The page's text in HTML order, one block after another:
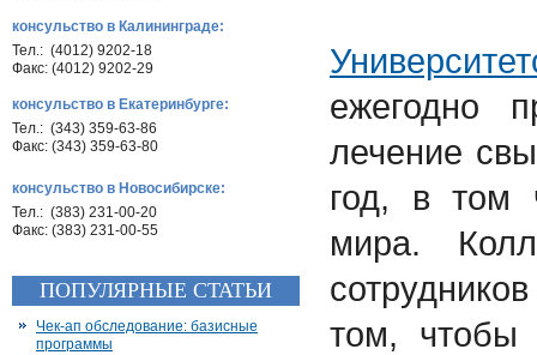
консульство в Калининграде:
Тел.: (4012) 9202-18
Факс: (4012) 9202-29
консульство в Екатеринбурге:
Тел.: (343) 359-63-86
Факс: (343) 359-63-80
консульство в Новосибирске:
Тел.: (383) 231-00-20
Факс: (383) 231-00-55
ПОПУЛЯРНЫЕ СТАТЬИ
Чек-ап обследование: базисные
программы
ежегодно
лечение
год, в том
мира.
том, чтобы